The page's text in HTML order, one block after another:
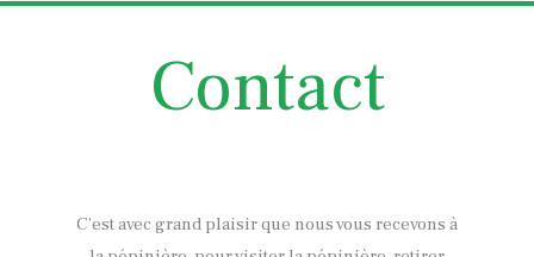
Contact
C’est avec grand plaisir que nous vous recevons à